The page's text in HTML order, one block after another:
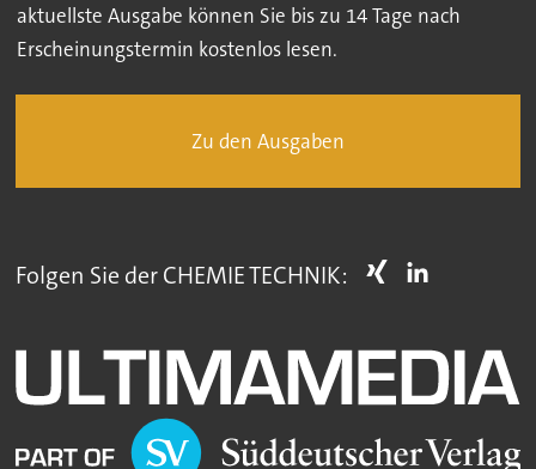
aktuellste Ausgabe können Sie bis zu 14 Tage nach
Erscheinungstermin kostenlos lesen.
Zu den Ausgaben
Folgen Sie der CHEMIE TECHNIK: